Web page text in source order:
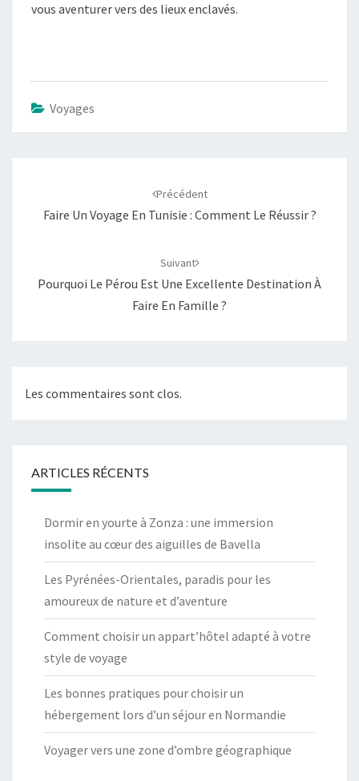
vous aventurer vers des lieux enclavés.
Voyages
Précédent
Faire Un Voyage En Tunisie : Comment Le Réussir ?
Suivant
Pourquoi Le Pérou Est Une Excellente Destination À
Faire En Famille ?
Les commentaires sont clos.
ARTICLES RÉCENTS
Dormir en yourte à Zonza : une immersion
insolite au cœur des aiguilles de Bavella
Les Pyrénées-Orientales, paradis pour les
amoureux de nature et d’aventure
Comment choisir un appart’hôtel adapté à votre
style de voyage
Les bonnes pratiques pour choisir un
hébergement lors d’un séjour en Normandie
Voyager vers une zone d’ombre géographique